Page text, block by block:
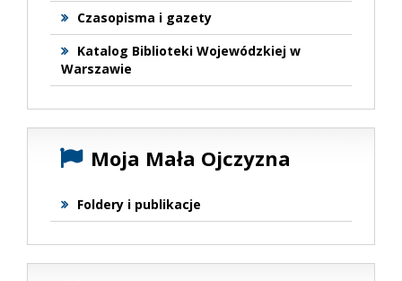
Czasopisma i gazety
Katalog Biblioteki Wojewódzkiej w
Warszawie
Moja Mała Ojczyzna
Foldery i publikacje